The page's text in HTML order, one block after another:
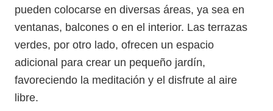
pueden colocarse en diversas áreas, ya sea en
ventanas, balcones o en el interior. Las terrazas
verdes, por otro lado, ofrecen un espacio
adicional para crear un pequeño jardín,
favoreciendo la meditación y el disfrute al aire
libre.